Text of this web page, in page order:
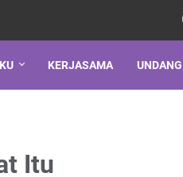
KERJASAMA
Itu